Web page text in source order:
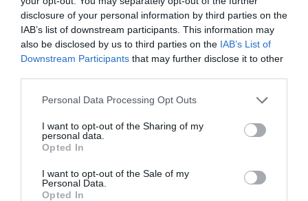
disclosure of your personal information by third parties on the
IAB’s list of downstream participants. This information may
also be disclosed by us to third parties on the IAB’s List of
Downstream Participants that may further disclose it to other
Personal Data Processing Opt Outs
I want to opt-out of the Sharing of my
personal data.
Opted In
I want to opt-out of the Sale of my
Personal Data.
Opted In
athens-technopolis.gr
Ακολουθήστε το Culturenow.gr στοGoogle Newsκαι
Δείτε όλα τατελευταία νέαγια την Τέχνη και τον
Πολιτισμό στο
Culturenow.gr
Νέοι Διαγωνισμοί
Tags